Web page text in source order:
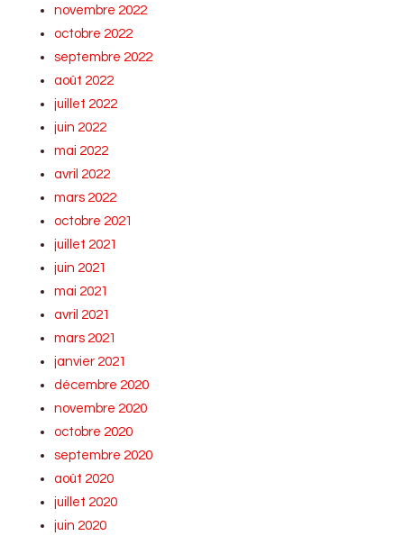
novembre 2022
octobre 2022
septembre 2022
août 2022
juillet 2022
juin 2022
mai 2022
avril 2022
mars 2022
octobre 2021
juillet 2021
juin 2021
mai 2021
avril 2021
mars 2021
janvier 2021
décembre 2020
novembre 2020
octobre 2020
septembre 2020
août 2020
juillet 2020
juin 2020